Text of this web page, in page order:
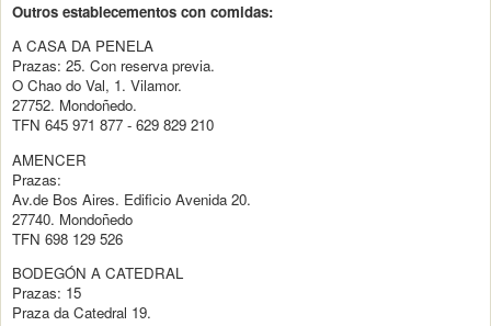
Outros establecementos con comidas:
A CASA DA PENELA
Prazas: 25. Con reserva previa.
O Chao do Val, 1. Vilamor.
27752. Mondoñedo.
TFN 645 971 877 - 629 829 210
AMENCER
Prazas:
Av.de Bos Aires. Edificio Avenida 20.
27740. Mondoñedo
TFN 698 129 526
BODEGÓN A CATEDRAL
Prazas: 15
Praza da Catedral 19.